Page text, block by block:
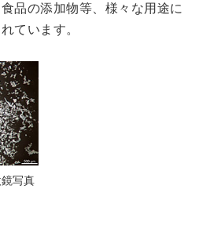
品の添加物等、様々な用途に
ています。
写真